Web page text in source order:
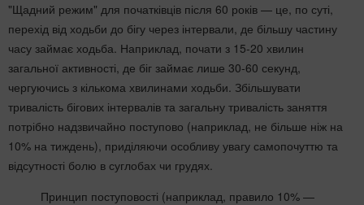
"Щадний режим" для початківців після 60 років — це, по суті,
перехід від ходьби до бігу через інтервали, де більшу частину
часу займає ходьба. Наприклад, почати з 15-20 хвилин
загальної активності, де біг займає лише 30-60 секунд,
чергуючись з кількома хвилинами ходьби. Збільшувати
тривалість бігових інтервалів та загальну тривалість заняття
потрібно надзвичайно поступово (наприклад, не більше ніж на
10% на тиждень), приділяючи особливу увагу самопочуттю та
відсутності болю в суглобах чи грудях.
Принцип поступовості (наприклад, правило 10% —